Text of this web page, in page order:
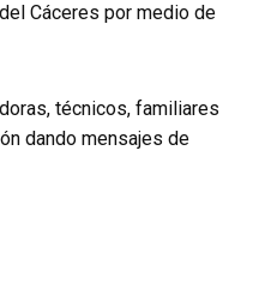
Cáceres por medio de
técnicos, familiares
dando mensajes de